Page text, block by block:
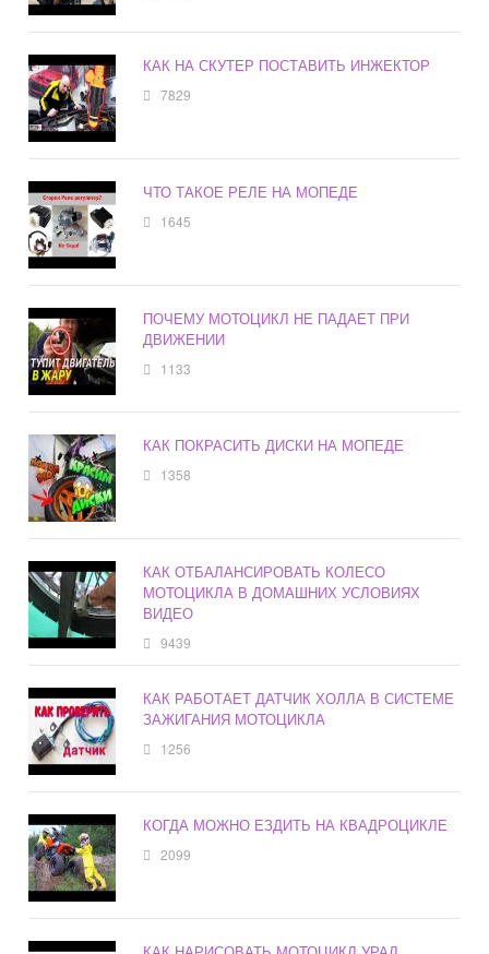
КАК НА СКУТЕР ПОСТАВИТЬ ИНЖЕКТОР
7829
ЧТО ТАКОЕ РЕЛЕ НА МОПЕДЕ
1645
ПОЧЕМУ МОТОЦИКЛ НЕ ПАДАЕТ ПРИ
ДВИЖЕНИИ
1133
КАК ПОКРАСИТЬ ДИСКИ НА МОПЕДЕ
1358
КАК ОТБАЛАНСИРОВАТЬ КОЛЕСО
МОТОЦИКЛА В ДОМАШНИХ УСЛОВИЯХ
ВИДЕО
9439
КАК РАБОТАЕТ ДАТЧИК ХОЛЛА В СИСТЕМЕ
ЗАЖИГАНИЯ МОТОЦИКЛА
1256
КОГДА МОЖНО ЕЗДИТЬ НА КВАДРОЦИКЛЕ
2099